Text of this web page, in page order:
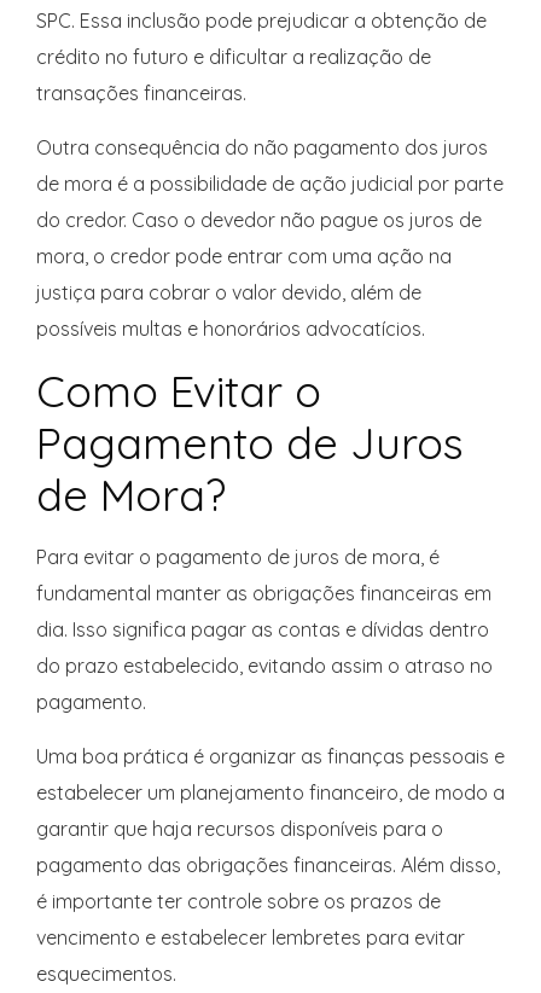
SPC. Essa inclusão pode prejudicar a obtenção de
crédito no futuro e dificultar a realização de
transações financeiras.
Outra consequência do não pagamento dos juros
de mora é a possibilidade de ação judicial por parte
do credor. Caso o devedor não pague os juros de
mora, o credor pode entrar com uma ação na
justiça para cobrar o valor devido, além de
possíveis multas e honorários advocatícios.
Como Evitar o
Pagamento de Juros
de Mora?
Para evitar o pagamento de juros de mora, é
fundamental manter as obrigações financeiras em
dia. Isso significa pagar as contas e dívidas dentro
do prazo estabelecido, evitando assim o atraso no
pagamento.
Uma boa prática é organizar as finanças pessoais e
estabelecer um planejamento financeiro, de modo a
garantir que haja recursos disponíveis para o
pagamento das obrigações financeiras. Além disso,
é importante ter controle sobre os prazos de
vencimento e estabelecer lembretes para evitar
esquecimentos.